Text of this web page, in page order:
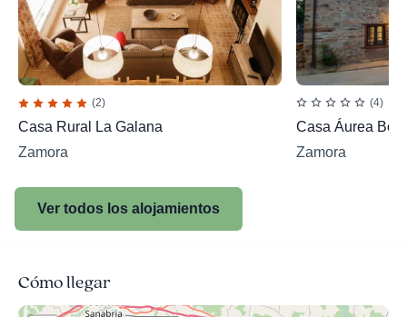
(2)
Casa Rural La Galana
Zamora
(4)
Casa Áurea
Zamora
Ver todos los alojamientos
Cómo llegar